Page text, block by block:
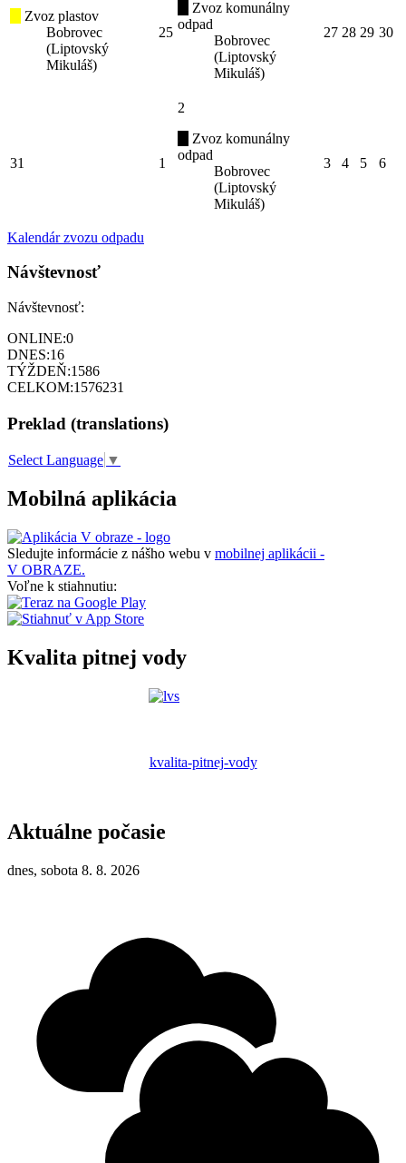
Zvoz plastov
Bobrovec
(Liptovský
Mikuláš)
25
Zvoz komunálny
odpad
Bobrovec
(Liptovský
Mikuláš)
27 28 29 30
31 1
2
Zvoz komunálny
odpad
Bobrovec
(Liptovský
Mikuláš)
3 4 5 6
Kalendár zvozu odpadu
Návštevnosť
Návštevnosť:
ONLINE:0
DNES:16
TÝŽDEŇ:1586
CELKOM:1576231
Preklad (translations)
Select Language ▼
Mobilná aplikácia
Sledujte informácie z nášho webu v mobilnej aplikácii -
V OBRAZE.
Voľne k stiahnutiu:
Kvalita pitnej vody
kvalita-pitnej-vody
Aktuálne počasie
dnes, sobota 8. 8. 2026